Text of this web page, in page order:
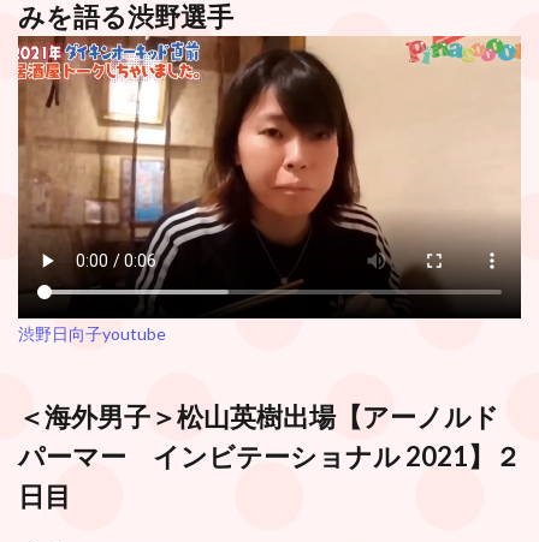
みを語る渋野選手
渋野日向子youtube
＜海外男子＞松山英樹出場【アーノルド
パーマー インビテーショナル 2021】２
日目